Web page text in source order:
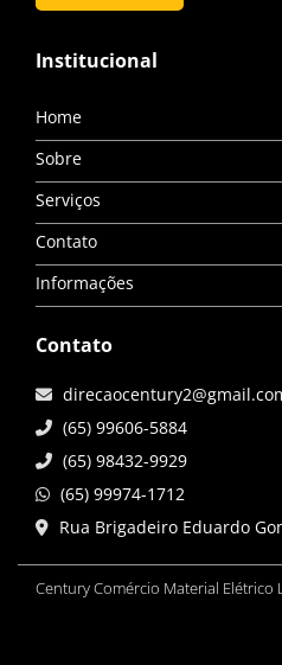
Institucional
Home
Sobre
Serviços
Contato
Informações
Contato
(65) 99606-5884
(65) 98432-9929
(65) 99974-1712
Rua Brigadeiro Eduardo
Century Comércio Material Elétrico